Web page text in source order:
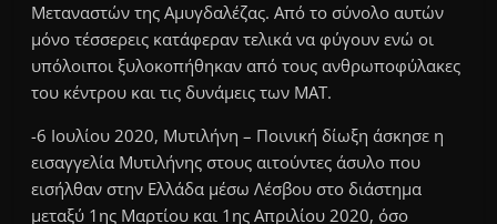
Μεταναστών της Αμυγδαλέζας. Από το σύνολο αυτών
μόνο τέσσερεις κατάφεραν τελικά να φύγουν ενώ οι
υπόλοιποι ξυλοκοπήθηκαν από τους ανθρωποφύλακες
του κέντρου και τις δυνάμεις των ΜΑΤ.
-6 Ιουλίου 2020, Μυτιλήνη – Ποινική δίωξη άσκησε η
εισαγγελία Μυτιλήνης στους αιτούντες άσυλο που
εισήλθαν στην Ελλάδα μέσω Λέσβου στο διάστημα
μεταξύ 1ης Μαρτίου και 1ης Απριλίου 2020, όσο